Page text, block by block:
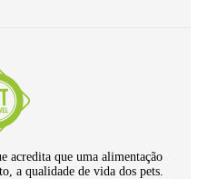
acredita que uma alimentação
a qualidade de vida dos pets.